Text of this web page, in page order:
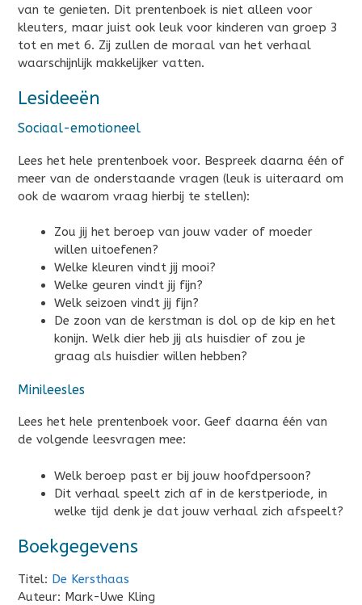
van te genieten. Dit prentenboek is niet alleen voor
kleuters, maar juist ook leuk voor kinderen van groep 3
tot en met 6. Zij zullen de moraal van het verhaal
waarschijnlijk makkelijker vatten.
Lesideeën
Sociaal-emotioneel
Lees het hele prentenboek voor. Bespreek daarna één of
meer van de onderstaande vragen (leuk is uiteraard om
ook de waarom vraag hierbij te stellen):
Zou jij het beroep van jouw vader of moeder
willen uitoefenen?
Welke kleuren vindt jij mooi?
Welke geuren vindt jij fijn?
Welk seizoen vindt jij fijn?
De zoon van de kerstman is dol op de kip en het
konijn. Welk dier heb jij als huisdier of zou je
graag als huisdier willen hebben?
Minileesles
Lees het hele prentenboek voor. Geef daarna één van
de volgende leesvragen mee:
Welk beroep past er bij jouw hoofdpersoon?
Dit verhaal speelt zich af in de kerstperiode, in
welke tijd denk je dat jouw verhaal zich afspeelt?
Boekgegevens
Titel: De Kersthaas
Auteur: Mark-Uwe Kling